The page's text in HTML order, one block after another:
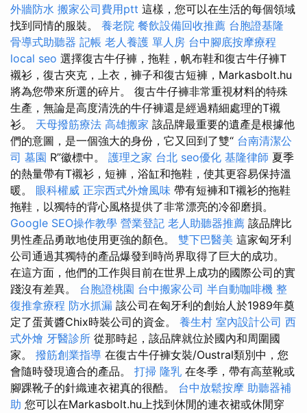
外牆防水 搬家公司費用ptt 這樣，您可以在生活的每個領域
找到同情的服裝。 養老院 餐飲設備回收推薦 台胞證基隆
骨導式助聽器 記帳 老人養護 單人房 台中腳底按摩療程
local seo 選擇復古牛仔褲，拖鞋，帆布鞋和復古牛仔褲T
襯衫，復古夾克，上衣，褲子和復古短褲，Markasbolt.hu
將為您帶來所選的碎片。 復古牛仔褲非常重視材料的特殊
生產，無論是高度清洗的牛仔褲還是經過精細處理的T襯
衫。 天母撥筋療法 高雄搬家 該品牌最重要的遺產是根據他
們的意圖，是一個強大的身份，它又回到了雙“ 台南清潔公
司 墓園 R”徽標中。 護理之家 台北 seo優化 基隆律師 夏季
的熱量帶有T襯衫，短褲，浴缸和拖鞋，使其更容易保持溫
暖。 眼科權威 正宗西式外燴風味 帶有短褲和T襯衫的拖鞋
拖鞋，以獨特的背心風格提供了非常漂亮的冷卻磨損。
Google SEO操作教學 營業登記 老人助聽器推薦 該品牌比
男性產品勇敢地使用更強的顏色。 雙下巴醫美 這家匈牙利
公司通過其獨特的產品爆發到時尚界取得了巨大的成功。
在這方面，他們的工作與目前在世界上成功的國際公司的實
踐沒有差異。 台胞證桃園 台中搬家公司 半自動咖啡機 整
復推拿療程 防水抓漏 該公司在匈牙利的創始人於1989年奠
定了蛋黃醬Chix時裝公司的資金。 養生村 室內設計公司 西
式外燴 牙醫診所 從那時起，該品牌就位於國內和周圍國
家。 撥筋創業指導 在復古牛仔褲女裝/Oustral類別中，您
會隨時發現適合的產品。 打掃 隆乳 在冬季，帶有高莖靴或
腳踝靴子的針織連衣裙真的很酷。 台中放鬆按摩 助聽器補
助 您可以在Markasbolt.hu上找到休閒的連衣裙或休閒穿